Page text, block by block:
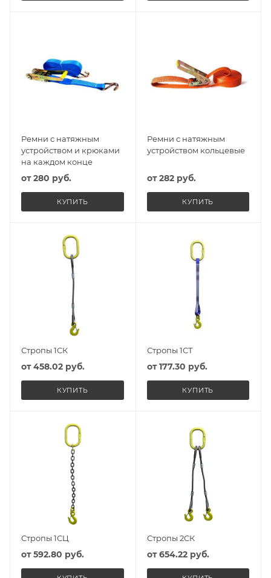
Ремни с натяжным
устройством и крюками
на каждом конце
от280 руб.
КУПИТЬ
Ремни с натяжным
устройством кольцевые
от282 руб.
КУПИТЬ
Стропы 1СК
от458.02 руб.
КУПИТЬ
Стропы 1СТ
от177.30 руб.
КУПИТЬ
Стропы 1СЦ
от592.80 руб.
Стропы 2СК
от654.22 руб.